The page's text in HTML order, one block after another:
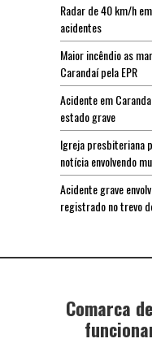
Radar de 40 km/h
acidentes
Maior incêndio as
Carandaí pela EPR
Acidente em
estado grave
Igreja presbiteriana
notícia envolvendo
Acidente grave
registrado no trevo
Comarca